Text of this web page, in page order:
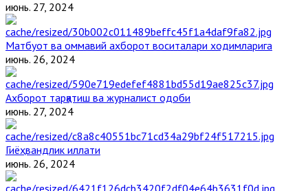
июнь. 27, 2024
Матбуот ва оммавий ахборот воситалари ходимларига
июнь. 26, 2024
Ахборот тарқатиш ва журналист одоби
июнь. 27, 2024
Гиёҳвандлик иллати
июнь. 26, 2024